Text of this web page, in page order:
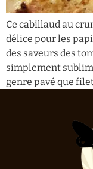
Ce cabillaud au
délice pour les
des saveurs des
simplement
genre pavé que